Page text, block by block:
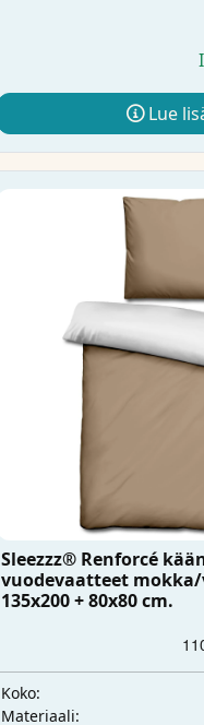
Lue
Sleezzz® Renforcé
vuodevaatteet
135x200 + 80x80 cm.
Koko:
Materiaali: